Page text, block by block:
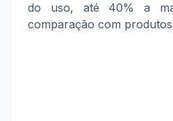
do uso, até 40% a
comparação com